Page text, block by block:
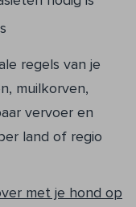
regels van je
muilkorven,
vervoer en
land of regio
met je hond op